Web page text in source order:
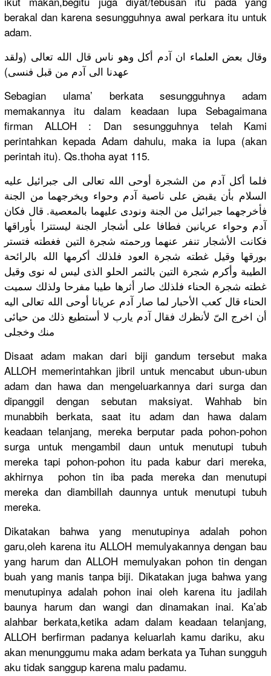
berakal dan karena sesungguhnya awal perkara itu untuk
adam.
وقال بعض العلماء ان آدم أكل وهو ناس قال الله تعالى (ولقد
عهدنا الى آدم من قبل فنسى)
Sebagian ulama’ berkata sesungguhnya adam
memakannya itu dalam keadaan lupa Sebagaimana
firman ALLOH : Dan sesungguhnya telah Kami
perintahkan kepada Adam dahulu, maka ia lupa (akan
perintah itu). Qs.thoha ayat 115.
فلما أكل آدم من الشجرة أوحى الله تعالى الى جبرائيل عليه
السلام بأن يقبض على ناصية آدم وحواء ويخرجهما من الجنة
فأخرجهما جبرائيل من الجنة ونودى عليهما بالمعصية. قال فكان
آدم وحواء عريانين فطافا على أشجار الجنة ليستترا بأوراقها
فكانت الأشجار تنفر عنهما ورحمته شجرة التين فغطته فتستر
بورقها وقيل غطته شجرة العود فلذلك أكرمها الله بالرائحة
الطيبة وأكرم شجرة التين بالثمر الحلو الذى ليس له نوى وقيل
غطته شجرة الحناء فلذلك صار أثرها طيبا مفرحا ولذلك سميت
الحناء قال كعب الأحبار لما صار آدم عريانا أوحى الله تعالى اليه
أن اخرج الىّ لأنظرك فقال آدم يارب لا أستطيع ذلك من حيائى
منك وخجلى
Disaat adam makan dari biji gandum tersebut maka
ALLOH memerintahkan jibril untuk mencabut ubun-ubun
adam dan hawa dan mengeluarkannya­ dari surga dan
dipanggil dengan sebutan maksiyat. Wahhab bin
munabbih berkata, saat itu adam dan hawa dalam
keadaan telanjang, merek­a berputar pada pohon-pohon
surga untuk mengambil daun untuk menutupi tubuh
mereka tapi pohon-pohon itu pada kabur dari mereka,
akhirnya ­ pohon tin iba pada mereka dan menutupi
mereka dan diambillah daunnya untuk menutupi tubuh
mereka.
Dikatakan bahwa yang menutupinya adalah pohon
garu,oleh karena itu ALLOH memulyakannya dengan bau
yang harum dan ALLOH memulyakanpohon tin dengan
buah yang manis tanpa biji. Dikatakan juga bahwa yang
menutupinya adalah pohon inai oleh karena itu jadilah
baunya harum dan wangi dan dinamakan inai. Ka’ab
alahbar berkata,ketika adam dalam keadaan telanjang,
ALLOH­ berfirman padanya keluarlah kamu dariku, aku
akan menunggumu maka adam berkata ya Tuhan sungguh
aku tidak sanggup karena malu padamu.